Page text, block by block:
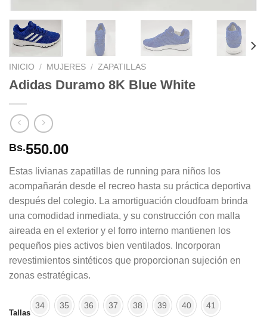
INICIO / MUJERES / ZAPATILLAS
Adidas Duramo 8K Blue White
Bs.550.00
Estas livianas zapatillas de running para niños los
acompañarán desde el recreo hasta su práctica deportiva
después del colegio. La amortiguación cloudfoam brinda
una comodidad inmediata, y su construcción con malla
aireada en el exterior y el forro interno mantienen los
pequeños pies activos bien ventilados. Incorporan
revestimientos sintéticos que proporcionan sujeción en
zonas estratégicas.
Tallas
34 35 36 37 38 39 40 41